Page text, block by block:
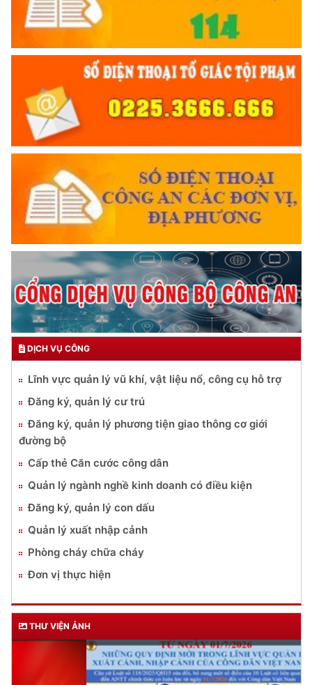
DỊCH VỤ CÔNG
Lĩnh vực quản lý vũ khí, vật liệu nổ, công cụ hỗ trợ
Đăng ký, quản lý cư trú
Đăng ký, quản lý phương tiện giao thông cơ giới
đường bộ
Cấp thẻ Căn cước công dân
Quản lý ngành nghề kinh doanh có điều kiện
Đăng ký, quản lý con dấu
Quản lý xuất nhập cảnh
Phòng cháy chữa cháy
Đơn vị thực hiện
THƯ VIỆN ẢNH